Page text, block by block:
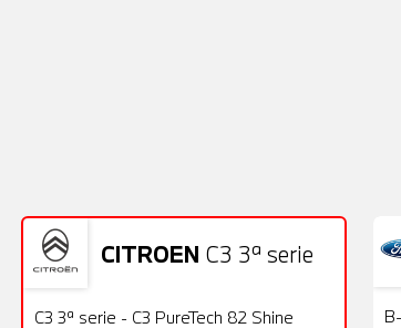
CITROEN C3 3ª serie
OFFERTA
Usato 22 Foto
C3 3ª serie - C3 PureTech 82 Shine